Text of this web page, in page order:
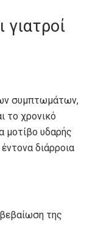
συμπτωμάτων,
το χρονικό
μοτίβο υδαρής
διάρροια
της